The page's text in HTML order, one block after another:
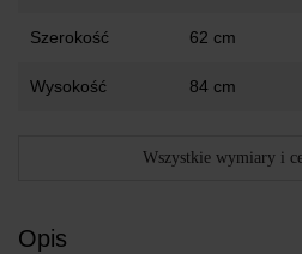
Szerokość 62 cm
Wysokość 84 cm
Wszystkie wymiary i
Opis